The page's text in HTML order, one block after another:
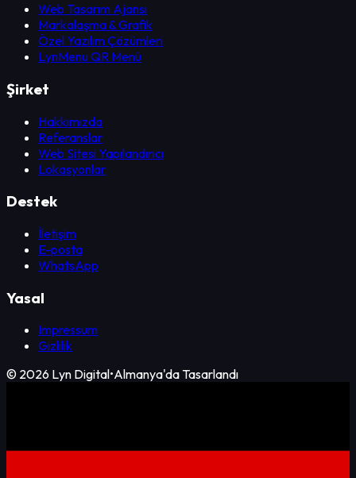
Web Tasarım Ajansı
Markalaşma & Grafik
Özel Yazılım Çözümleri
LynMenu QR Menü
Şirket
Hakkımızda
Referanslar
Web Sitesi Yapılandırıcı
Lokasyonlar
Destek
İletişim
E-posta
WhatsApp
Yasal
Impressum
Gizlilik
© 2026 Lyn Digital•Almanya'da Tasarlandı